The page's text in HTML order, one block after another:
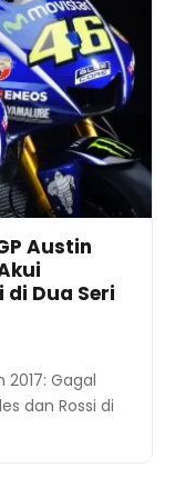
Austin
di Dua Seri
Gagal
dan Rossi di